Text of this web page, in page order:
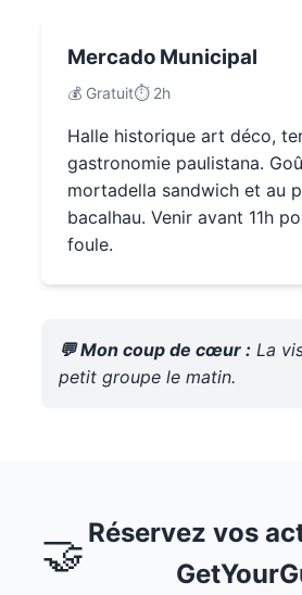
Mercado Municipal
💰 Gratuit⏱️ 2h
Halle historique art déco,
gastronomie paulistana.
mortadella sandwich et au
bacalhau. Venir avant 11h
foule.
💬 Mon coup de cœur : La
petit groupe le matin.
🤝 Réservez vos